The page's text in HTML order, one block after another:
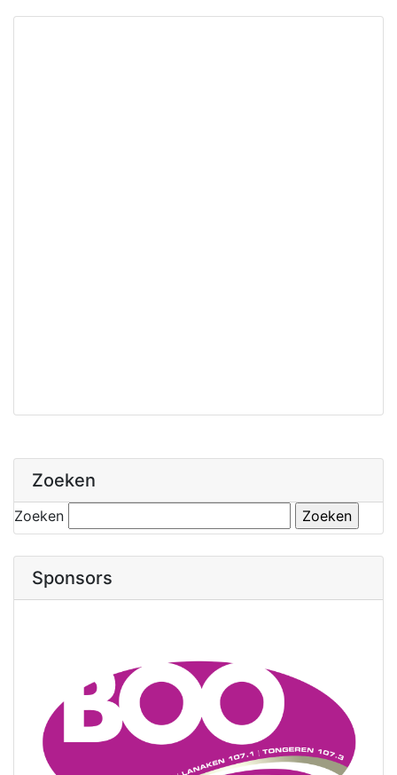
Zoeken
Zoeken
Sponsors